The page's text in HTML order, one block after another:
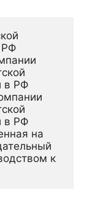
РФ
в РФ
в РФ
на
к